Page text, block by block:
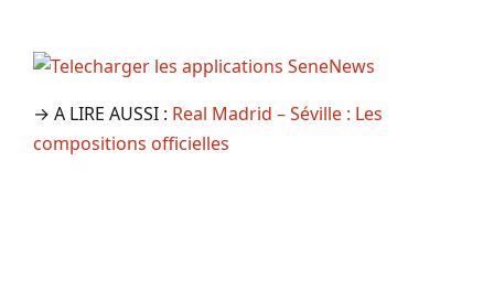
→ A LIRE AUSSI : Real Madrid – Séville : Les
compositions officielles